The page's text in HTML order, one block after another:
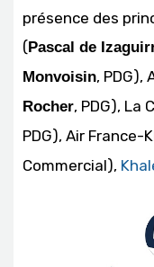
présence des
( Pascal de
Monvoisin, PDG),
Rocher, PDG), La
PDG), Air France-
Commercial),